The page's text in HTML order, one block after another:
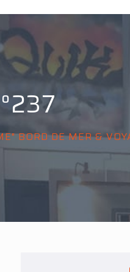
BORD DE MER &